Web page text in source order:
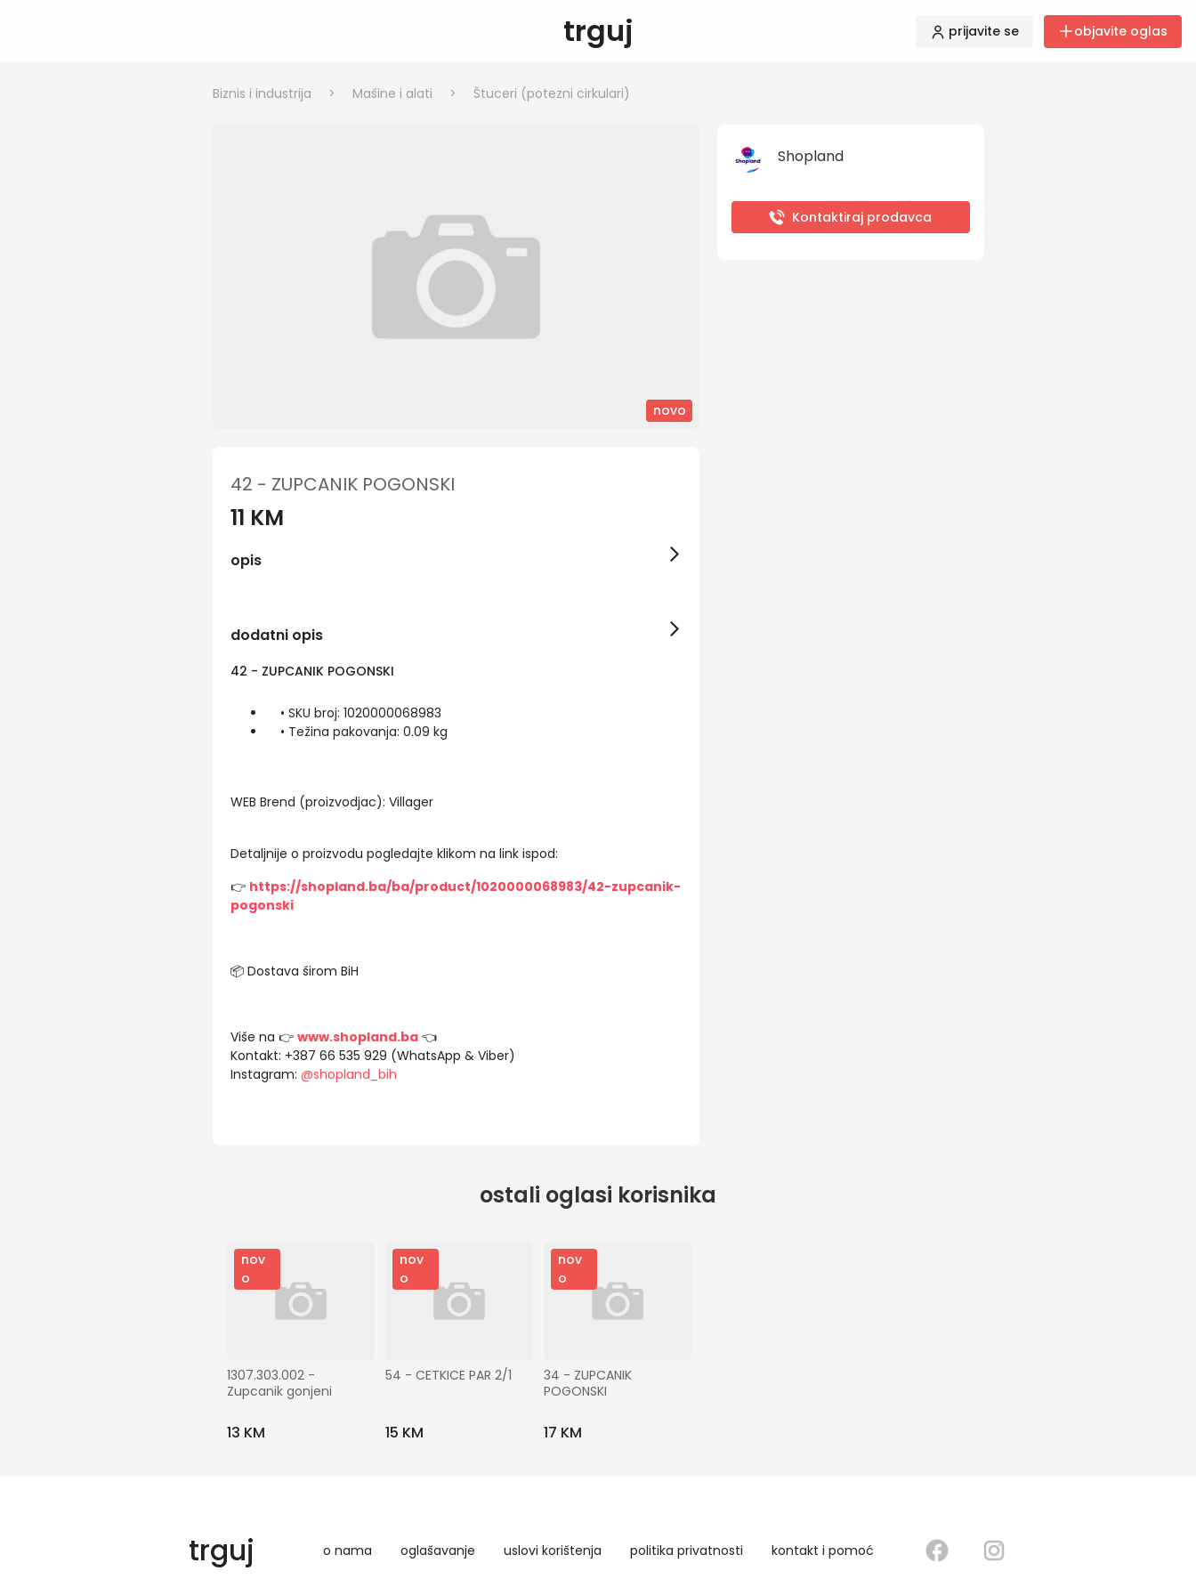
trguj prijavite se objavite oglas
Biznis i industrija > Mašine i alati > Štuceri (potezni cirkulari)
novo
42 - ZUPCANIK POGONSKI
11 KM
opis
dodatni opis
42 - ZUPCANIK POGONSKI
• SKU broj: 1020000068983
• Težina pakovanja: 0.09 kg
WEB Brend (proizvodjac): Villager
Detaljnije o proizvodu pogledajte klikom na link ispod:
👉 https://shopland.ba/ba/product/1020000068983/42-zupcanik-
pogonski
📦 Dostava širom BiH
Više na 👉 www.shopland.ba👈
Kontakt: +387 66 535 929 (WhatsApp & Viber)
Instagram: @shopland_bih
Shopland
Kontaktiraj prodavca
ostali oglasi korisnika
nov
o
1307.303.002 -
Zupcanik gonjeni
13 KM
nov
o
54 - CETKICE PAR 2/1
15 KM
nov
o
34 - ZUPCANIK
POGONSKI
17 KM
trguj o nama oglašavanje uslovi korištenja politika privatnosti kontakt i pomoć